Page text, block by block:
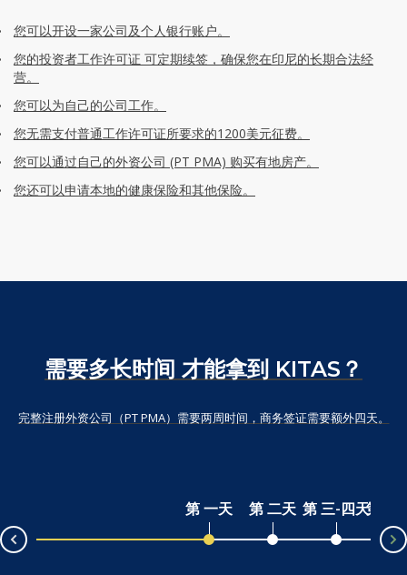
您可以开设一家公司及个人银行账户。
您的投资者工作许可证 可定期续签，确保您在印尼的长期合法经
营。
您可以为自己的公司工作。
您无需支付普通工作许可证所要求的1200美元征费。
您可以通过自己的外资公司 (PT PMA) 购买有地房产。
您还可以申请本地的健康保险和其他保险。
需要多长时间 才能拿到 KITAS？
完整注册外资公司（PT PMA）需要两周时间，商务签证需要额外四天。
第 一天 第 二天 第 三-四天第 四